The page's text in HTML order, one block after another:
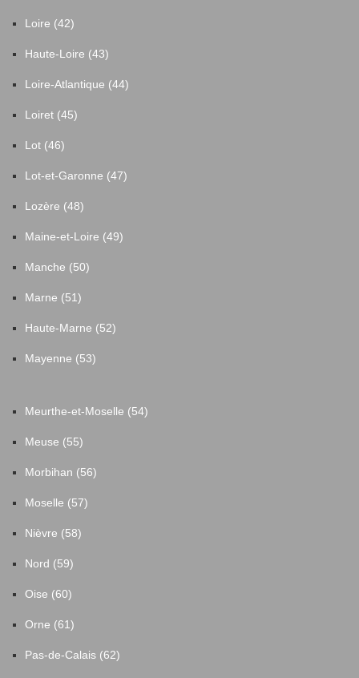
Loire (42)
Haute-Loire (43)
Loire-Atlantique (44)
Loiret (45)
Lot (46)
Lot-et-Garonne (47)
Lozère (48)
Maine-et-Loire (49)
Manche (50)
Marne (51)
Haute-Marne (52)
Mayenne (53)
Meurthe-et-Moselle (54)
Meuse (55)
Morbihan (56)
Moselle (57)
Nièvre (58)
Nord (59)
Oise (60)
Orne (61)
Pas-de-Calais (62)